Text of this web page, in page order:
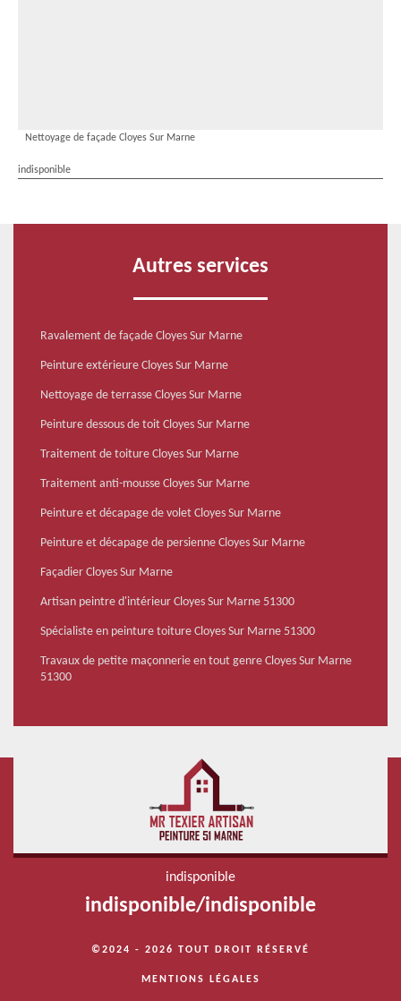
Nettoyage de façade Cloyes Sur Marne
indisponible
Autres services
Ravalement de façade Cloyes Sur Marne
Peinture extérieure Cloyes Sur Marne
Nettoyage de terrasse Cloyes Sur Marne
Peinture dessous de toit Cloyes Sur Marne
Traitement de toiture Cloyes Sur Marne
Traitement anti-mousse Cloyes Sur Marne
Peinture et décapage de volet Cloyes Sur Marne
Peinture et décapage de persienne Cloyes Sur Marne
Façadier Cloyes Sur Marne
Artisan peintre d'intérieur Cloyes Sur Marne 51300
Spécialiste en peinture toiture Cloyes Sur Marne 51300
Travaux de petite maçonnerie en tout genre Cloyes Sur Marne
51300
indisponible
indisponible/indisponible
©2024 - 2026 TOUT DROIT RÉSERVÉ
MENTIONS LÉGALES